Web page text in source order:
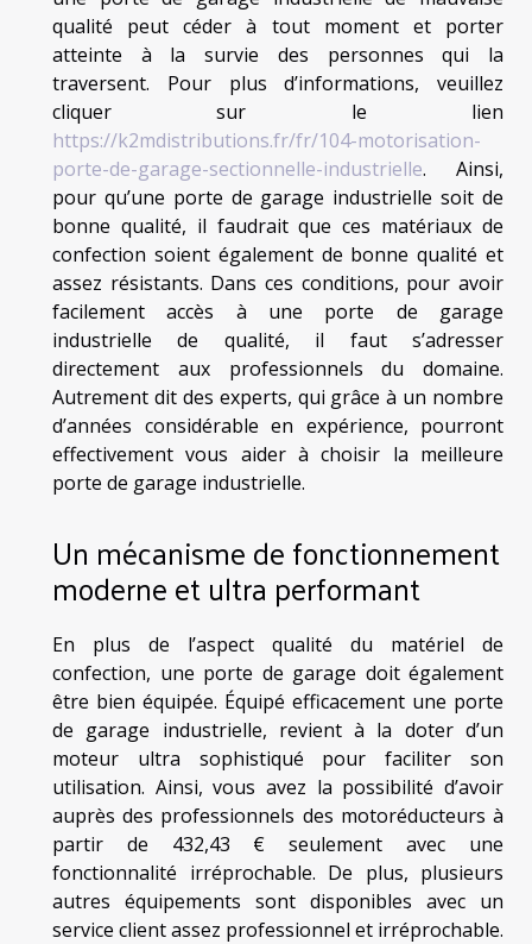
qualité peut céder à tout moment et porter
atteinte à la survie des personnes qui la
traversent. Pour plus d’informations, veuillez
cliquer sur le lien
https://k2mdistributions.fr/fr/104-motorisation-
porte-de-garage-sectionnelle-industrielle. Ainsi,
pour qu’une porte de garage industrielle soit de
bonne qualité, il faudrait que ces matériaux de
confection soient également de bonne qualité et
assez résistants. Dans ces conditions, pour avoir
facilement accès à une porte de garage
industrielle de qualité, il faut s’adresser
directement aux professionnels du domaine.
Autrement dit des experts, qui grâce à un nombre
d’années considérable en expérience, pourront
effectivement vous aider à choisir la meilleure
porte de garage industrielle.
Un mécanisme de fonctionnement
moderne et ultra performant
En plus de l’aspect qualité du matériel de
confection, une porte de garage doit également
être bien équipée. Équipé efficacement une porte
de garage industrielle, revient à la doter d’un
moteur ultra sophistiqué pour faciliter son
utilisation. Ainsi, vous avez la possibilité d’avoir
auprès des professionnels des motoréducteurs à
partir de 432,43 € seulement avec une
fonctionnalité irréprochable. De plus, plusieurs
autres équipements sont disponibles avec un
service client assez professionnel et irréprochable.